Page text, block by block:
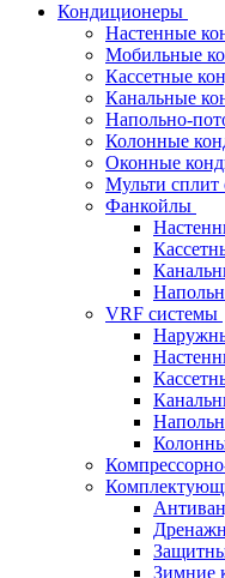
Кондиционеры
Настенные
Мобильные
Кассетные
Канальные
Напольно-
Колонные
Оконные
Мульти сплит
Фанкойлы
VRF системы
Зимние